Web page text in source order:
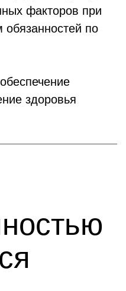
факторов при
обязанностей по
здоровья